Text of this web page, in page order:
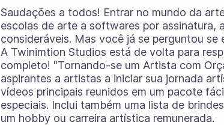
Saudações a todos! Entrar no mundo da
escolas de arte a softwares por assinatura,
consideráveis. Mas você já se perguntou
A Twinimtion Studios está de volta para
completo! "Tornando-se um Artista com
aspirantes a artistas a iniciar sua jornada
vídeos principais reunidos em um pacote
especiais. Inclui também uma lista de
um hobby ou carreira artística remunerada.